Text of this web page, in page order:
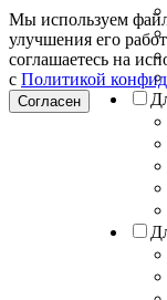
Мы используем
улучшения его
соглашаетесь на
с Политикой
Согласен